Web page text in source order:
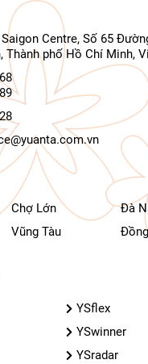
Centre, Số 65
Thành phố Hồ Chí Minh,
Chợ Lớn
Đà
Vũng Tàu
YSflex
YSwinner
YSradar